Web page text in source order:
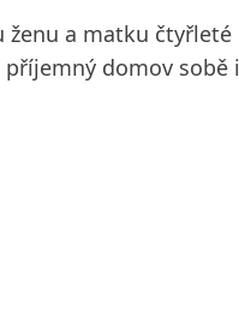
a matku čtyřleté
domov sobě